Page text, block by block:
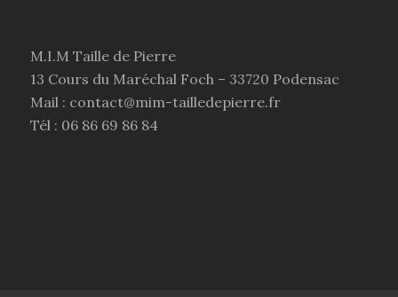
M.I.M Taille de Pierre
13 Cours du Maréchal Foch – 33720 Podensac
Mail : contact@mim-tailledepierre.fr
Tél : 06 86 69 86 84